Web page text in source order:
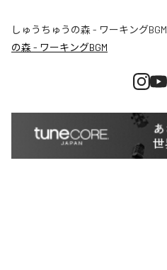
しゅうちゅうの森 - ワーキングBGM
の森 - ワーキングBGM